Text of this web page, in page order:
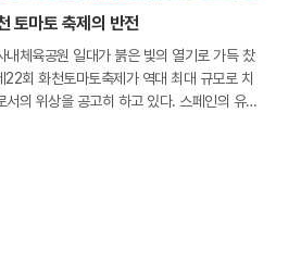
토마토 축제의 반전
내체육공원 일대가 붉은 빛의 열기로 가득 찼
회 화천토마토축제가 역대 최대 규모로 치
서의 위상을 공고히 하고 있다. 스페인의 유